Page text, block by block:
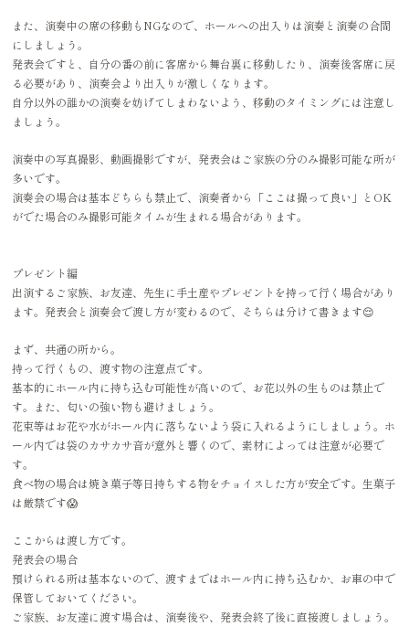
また、演奏中の席の移動もNGなので、ホールへの出入りは演奏と演奏の合間
にしましょう。
発表会ですと、自分の番の前に客席から舞台裏に移動したり、演奏後客席に戻
る必要があり、演奏会より出入りが激しくなります。
自分以外の誰かの演奏を妨げてしまわないよう、移動のタイミングには注意し
ましょう。
演奏中の写真撮影、動画撮影ですが、発表会はご家族の分のみ撮影可能な所が
多いです。
演奏会の場合は基本どちらも禁止で、演奏者から「ここは撮って良い」とOK
がでた場合のみ撮影可能タイムが生まれる場合があります。
プレゼント編
出演するご家族、お友達、先生に手土産やプレゼントを持って行く場合があり
ます。発表会と演奏会で渡し方が変わるので、そちらは分けて書きます😌
まず、共通の所から。
持って行くもの、渡す物の注意点です。
基本的にホール内に持ち込む可能性が高いので、お花以外の生ものは禁止で
す。また、匂いの強い物も避けましょう。
花束等はお花や水がホール内に落ちないよう袋に入れるようにしましょう。ホ
ール内では袋のカサカサ音が意外と響くので、素材によっては注意が必要で
す。
食べ物の場合は焼き菓子等日持ちする物をチョイスした方が安全です。生菓子
は厳禁です😱
ここからは渡し方です。
発表会の場合
預けられる所は基本ないので、渡すまではホール内に持ち込むか、お車の中で
保管しておいてください。
ご家族、お友達に渡す場合は、演奏後や、発表会終了後に直接渡しましょう。